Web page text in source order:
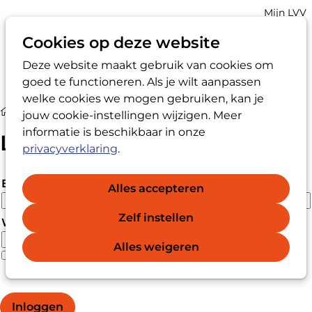
Cookies op deze website
Deze website maakt gebruik van cookies om
goed te functioneren. Als je wilt aanpassen
welke cookies we mogen gebruiken, kan je
jouw cookie-instellingen wijzigen. Meer
informatie is beschikbaar in onze
privacyverklaring.
Alles accepteren
Zelf instellen
Alles weigeren
Zoek
Account
Mijn LVV
Login
Login
E-mailadres
Wachtwoord
Wachtwoord weergeven
Wachtwoord vergeten?
Inloggen